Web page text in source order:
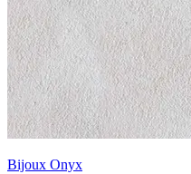
Bijoux Onyx